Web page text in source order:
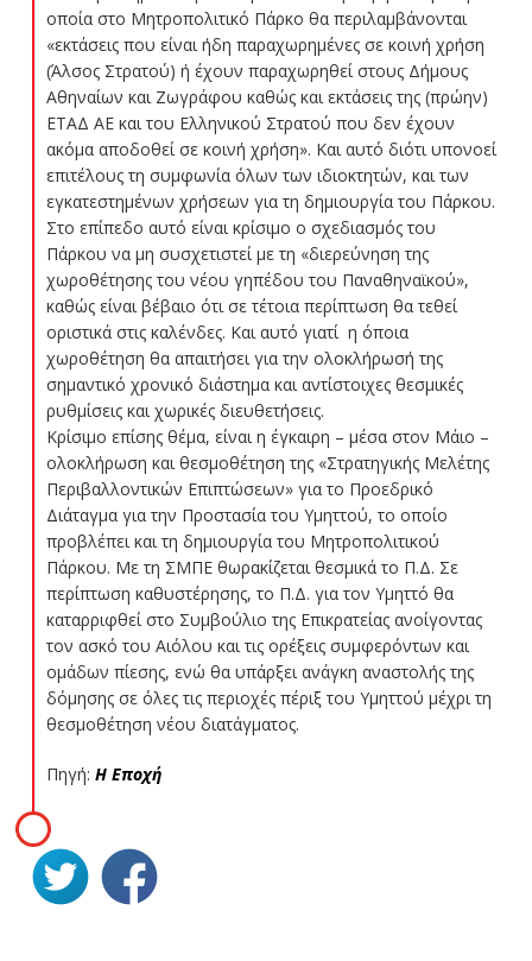
οποία στο Μητροπολιτικό Πάρκο θα περιλαμβάνονται
«εκτάσεις που είναι ήδη παραχωρημένες σε κοινή χρήση
(Άλσος Στρατού) ή έχουν παραχωρηθεί στους Δήμους
Αθηναίων και Ζωγράφου καθώς και εκτάσεις της (πρώην)
ΕΤΑΔ ΑΕ και του Ελληνικού Στρατού που δεν έχουν
ακόμα αποδοθεί σε κοινή χρήση». Και αυτό διότι υπονοεί
επιτέλους τη συμφωνία όλων των ιδιοκτητών, και των
εγκατεστημένων χρήσεων για τη δημιουργία του Πάρκου.
Στο επίπεδο αυτό είναι κρίσιμο ο σχεδιασμός του
Πάρκου να μη συσχετιστεί με τη «διερεύνηση της
χωροθέτησης του νέου γηπέδου του Παναθηναϊκού»,
καθώς είναι βέβαιο ότι σε τέτοια περίπτωση θα τεθεί
οριστικά στις καλένδες. Και αυτό γιατί η όποια
χωροθέτηση θα απαιτήσει για την ολοκλήρωσή της
σημαντικό χρονικό διάστημα και αντίστοιχες θεσμικές
ρυθμίσεις και χωρικές διευθετήσεις.
Κρίσιμο επίσης θέμα, είναι η έγκαιρη – μέσα στον Μάιο –
ολοκλήρωση και θεσμοθέτηση της «Στρατηγικής Μελέτης
Περιβαλλοντικών Επιπτώσεων» για το Προεδρικό
Διάταγμα για την Προστασία του Υμηττού, το οποίο
προβλέπει και τη δημιουργία του Μητροπολιτικού
Πάρκου. Με τη ΣΜΠΕ θωρακίζεται θεσμικά το Π.Δ. Σε
περίπτωση καθυστέρησης, το Π.Δ. για τον Υμηττό θα
καταρριφθεί στο Συμβούλιο της Επικρατείας ανοίγοντας
τον ασκό του Αιόλου και τις ορέξεις συμφερόντων και
ομάδων πίεσης, ενώ θα υπάρξει ανάγκη αναστολής της
δόμησης σε όλες τις περιοχές πέριξ του Υμηττού μέχρι τη
θεσμοθέτηση νέου διατάγματος.
Πηγή: Η Εποχή